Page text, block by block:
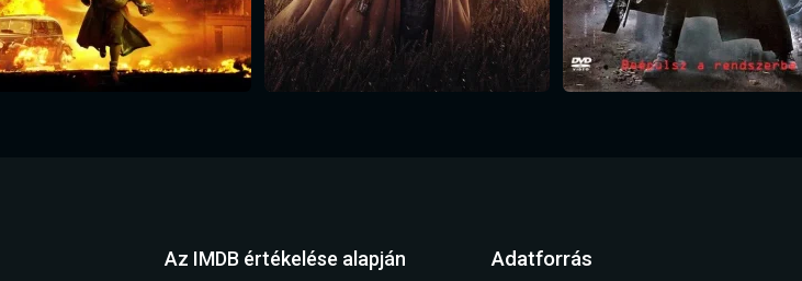
Az IMDB értékelése alapján Adatforrás